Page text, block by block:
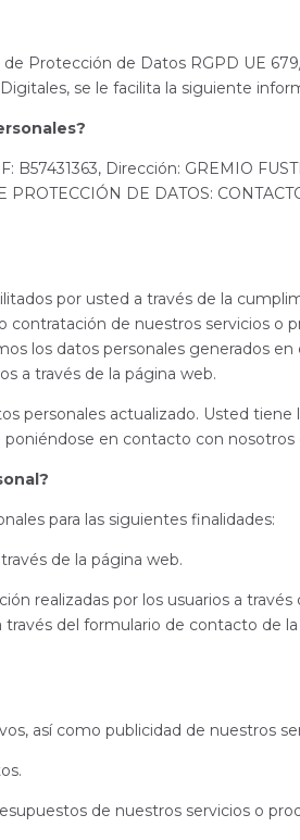
Protección de Datos RGPD UE
se le facilita la siguiente
Dirección: GREMIO
PROTECCIÓN DE DATOS:
por usted a través de la
de nuestros servicios o
los datos personales generados
a través de la página web.
personales actualizado. Usted
en contacto con
para las siguientes finalidades:
de la página web.
realizadas por los usuarios a
del formulario de contacto de
así como publicidad de nuestros
de nuestros servicios o